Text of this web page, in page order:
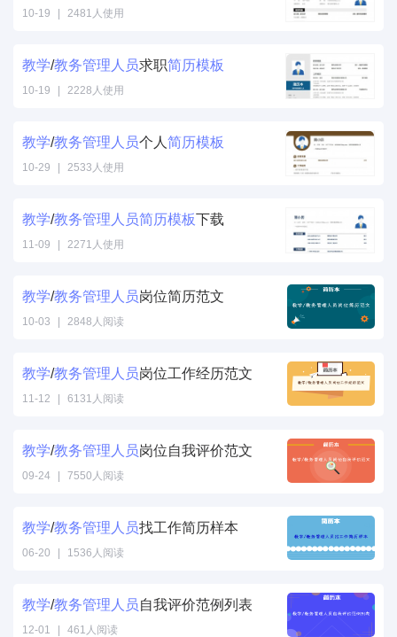
10-19 2481人使用
教学/教务管理 人员求职简历模板
10-19 2228人使用
教学/教务管理 人员个人 简历模板
10-29 2533人使用
教学/教务管理 人员简历模板下载
11-09 2271人使用
教学/教务管理 人员岗位简历范文
10-03 2848人阅读
教学/教务管理 人员岗位工作经历范文
11-12 6131人阅读
教学/教务管理 人员岗位自我评价范文
09-24 7550人阅读
教学/教务管理 人员找工作简历样本
06-20 1536人阅读
教学/教务管理 人员 自我评价范例列表
12-01 461人阅读